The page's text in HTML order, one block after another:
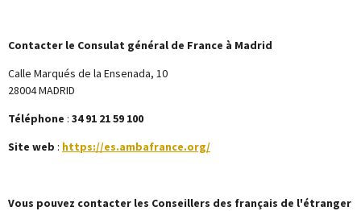
Contacter le Consulat général de France à Madrid
Calle Marqués de la Ensenada, 10
28004 MADRID
Téléphone : 34 91 21 59 100
Site web : https://es.ambafrance.org/
Vous pouvez contacter les Conseillers des français de l'étranger